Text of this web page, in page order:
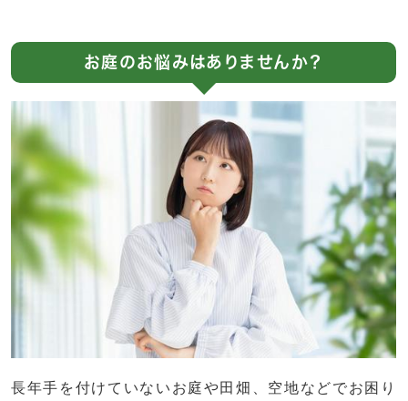
お庭のお悩みはありませんか？
長年手を付けていないお庭や田畑、空地などでお困り